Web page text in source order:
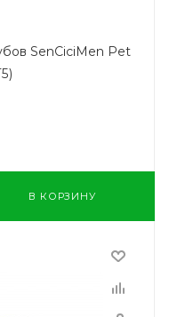
SenCiciMen Pet
В КОРЗИНУ